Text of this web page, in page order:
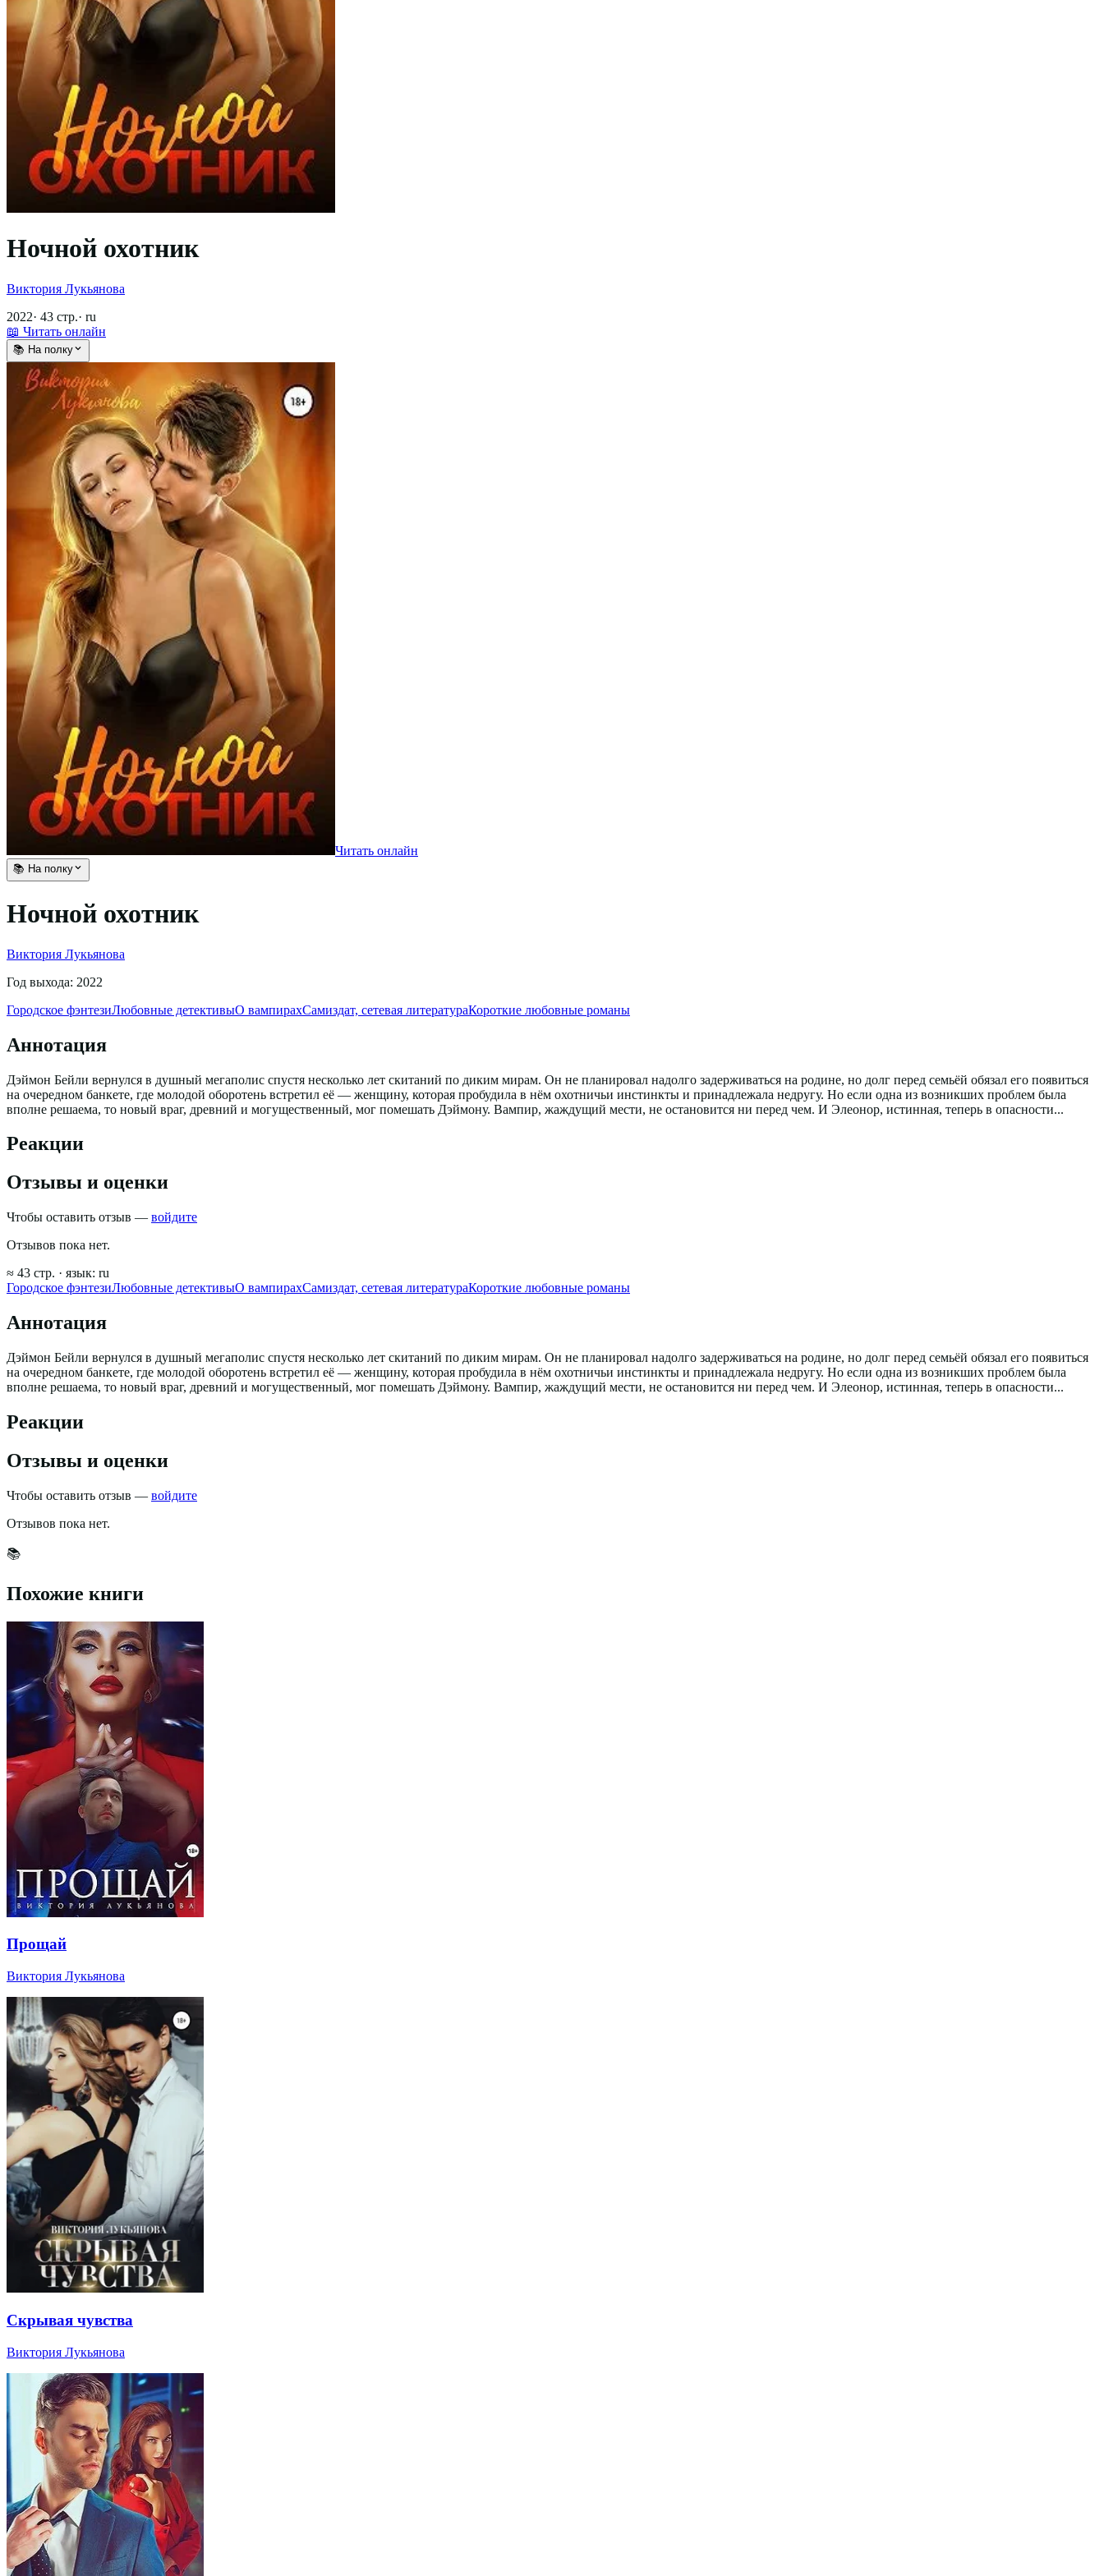
Ночной охотник
Виктория Лукьянова
2022· 43 стр.· ru
📖 Читать онлайн
📚 На полку
Читать онлайн
📚 На полку
Ночной охотник
Виктория Лукьянова
Год выхода: 2022
Городское фэнтезиЛюбовные детективыО вампирахСамиздат, сетевая литератураКороткие любовные романы
Аннотация
Дэймон Бейли вернулся в душный мегаполис спустя несколько лет скитаний по диким мирам. Он не планировал надолго задерживаться на родине, но долг перед семьёй обязал его появиться
на очередном банкете, где молодой оборотень встретил её — женщину, которая пробудила в нём охотничьи инстинкты и принадлежала недругу. Но если одна из возникших проблем была
вполне решаема, то новый враг, древний и могущественный, мог помешать Дэймону. Вампир, жаждущий мести, не остановится ни перед чем. И Элеонор, истинная, теперь в опасности...
Реакции
Отзывы и оценки
Чтобы оставить отзыв — войдите
Отзывов пока нет.
≈ 43 стр. · язык: ru
Городское фэнтезиЛюбовные детективыО вампирахСамиздат, сетевая литератураКороткие любовные романы
Аннотация
Дэймон Бейли вернулся в душный мегаполис спустя несколько лет скитаний по диким мирам. Он не планировал надолго задерживаться на родине, но долг перед семьёй обязал его появиться
на очередном банкете, где молодой оборотень встретил её — женщину, которая пробудила в нём охотничьи инстинкты и принадлежала недругу. Но если одна из возникших проблем была
вполне решаема, то новый враг, древний и могущественный, мог помешать Дэймону. Вампир, жаждущий мести, не остановится ни перед чем. И Элеонор, истинная, теперь в опасности...
Реакции
Отзывы и оценки
Чтобы оставить отзыв — войдите
Отзывов пока нет.
📚
Похожие книги
Прощай
Виктория Лукьянова
Скрывая чувства
Виктория Лукьянова